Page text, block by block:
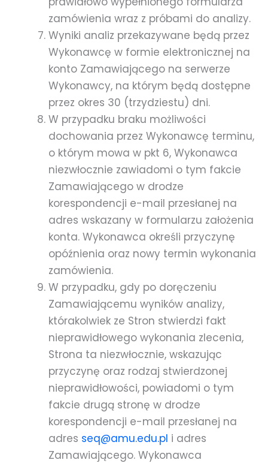
zamówienia wraz z próbami do analizy.
Wyniki analiz przekazywane będą przez
Wykonawcę w formie elektronicznej na
konto Zamawiającego na serwerze
Wykonawcy, na którym będą dostępne
przez okres 30 (trzydziestu) dni.
W przypadku braku możliwości
dochowania przez Wykonawcę terminu,
o którym mowa w pkt 6, Wykonawca
niezwłocznie zawiadomi o tym fakcie
Zamawiającego w drodze
korespondencji e-mail przesłanej na
adres wskazany w formularzu założenia
konta. Wykonawca określi przyczynę
opóźnienia oraz nowy termin wykonania
zamówienia.
W przypadku, gdy po doręczeniu
Zamawiającemu wyników analizy,
którakolwiek ze Stron stwierdzi fakt
nieprawidłowego wykonania zlecenia,
Strona ta niezwłocznie, wskazując
przyczynę oraz rodzaj stwierdzonej
nieprawidłowości, powiadomi o tym
fakcie drugą stronę w drodze
korespondencji e-mail przesłanej na
adres seq@amu.edu.pl i adres
Zamawiającego. Wykonawca